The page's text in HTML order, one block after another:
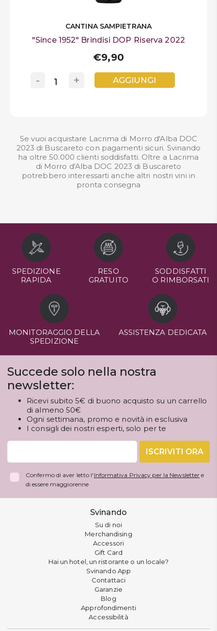
CANTINA SAMPIETRANA
"Since 1952" Brindisi DOP Riserva 2022
€9,90
+
- AGGIUNGI
Se vuoi acquistare Lacrima di Morro d'Alba DOC
2023 di Buscareto con pagamenti sicuri. Svinando
ha oltre 50.000 clienti soddisfatti. Oltre a Lacrima
di Morro d'Alba DOC 2023 di Buscareto
potrebbero interessarti anche altri nostrivini in
pronta consegna
SPEDIZIONE
RAPIDA
RESO
GRATUITO
SODDISFATTI
O RIMBORSATI
MONITORAGGIO DELLA
SPEDIZIONE
ASSISTENZA DEDICATA
Succede solo nella nostra
newsletter:
Ricevi subito 5€ di buono acquisto su un carrello
di almeno 50€
Ogni settimana, promo e novità in esclusiva
I consigli dei nostri esperti, solo per te
ISCRIVITI ORA
Confermo di aver letto l' Informativa Privacy per la Newsletter e
di essere maggiorenne
Svinando
Su di noi
Merchandising
Accessori
Gift Card
Hai un hotel, un ristorante o un locale?
Svinando App
Contattaci
Garanzie
Blog
Approfondimenti
Accessibilità